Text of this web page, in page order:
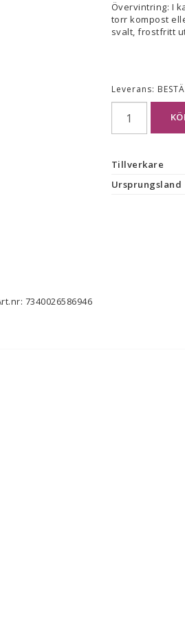
Övervintring: I
torr kompost
svalt, frostfritt
Leverans:
Tillverkare
Ursprungsland
7340026586946